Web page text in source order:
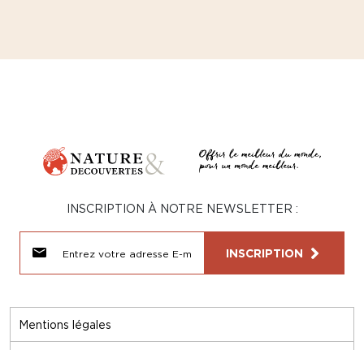
Mentions légales
INSCRIPTION À NOTRE NEWSLETTER :
INSCRIPTION